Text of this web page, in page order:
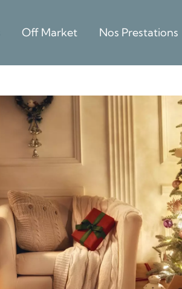
Off Market Nos Prestations